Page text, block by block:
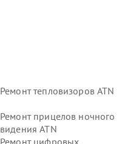
Ремонт тепловизоров ATN
Ремонт прицелов ночного
видения ATN
Ремонт цифровых